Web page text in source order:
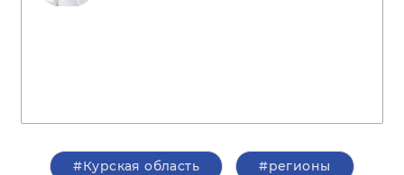
#Курская область #регионы